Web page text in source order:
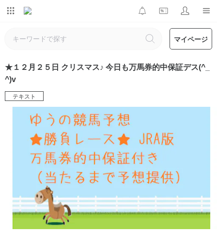
マイページ
★１２月２５日 クリスマス♪ 今日も万馬券的中保証デス(^_
^)v
テキスト